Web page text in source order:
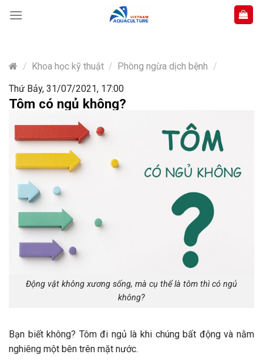
content
/ Khoa học kỹ thuật / Phòng ngừa dịch bệnh /
Thứ Bảy, 31/07/2021, 17:00
Tôm có ngủ không?
Động vật không xương sống, mà cụ thể là tôm thì có ngủ
không?
Bạn biết không? Tôm đi ngủ là khi chúng bất động và nằm
nghiêng một bên trên mặt nước.